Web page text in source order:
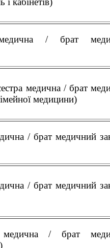
/ брат
медична / брат
медицини)
/ брат медичний
/ брат медичний
медична / брат